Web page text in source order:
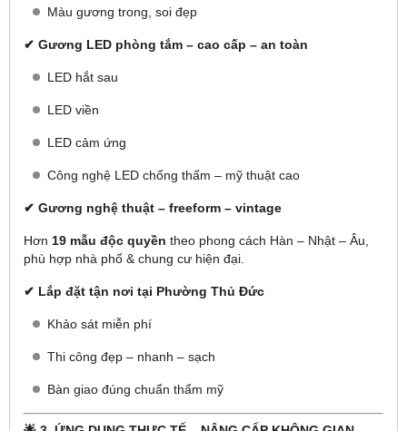
Màu gương trong, soi đẹp
✔ Gương LED phòng tắm – cao cấp – an toàn
LED hắt sau
LED viền
LED cảm ứng
Công nghệ LED chống thấm – mỹ thuật cao
✔ Gương nghệ thuật – freeform – vintage
Hơn 19 mẫu độc quyền theo phong cách Hàn – Nhật – Âu,
phù hợp nhà phố & chung cư hiện đại.
✔ Lắp đặt tận nơi tại Phường Thủ Đức
Khảo sát miễn phí
Thi công đẹp – nhanh – sạch
Bàn giao đúng chuẩn thẩm mỹ